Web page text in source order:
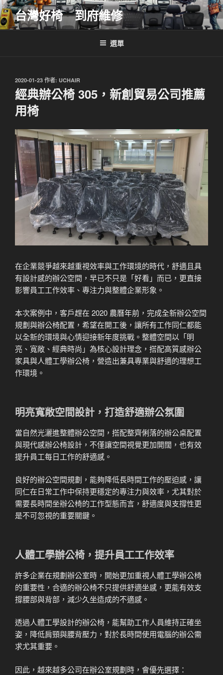
跳
至
主
台灣好椅 到府維修
選單
發
佈
於
2020-01-23 作者: UCHAIR
經典辦公椅 305，新創貿易公司推薦
用椅
在企業競爭越來越重視效率與工作環境的時代，舒適且具
有設計感的辦公空間，早已不只是「好看」而已，更直接
影響員工工作效率、專注力與整體企業形象。
本次案例中，客戶趕在 2020 農曆年前，完成全新辦公空間
規劃與辦公椅配置，希望在開工後，讓所有工作同仁都能
以全新的環境與心情迎接新年度挑戰。整體空間以「明
亮、寬敞、經典時尚」為核心設計理念，搭配高質感辦公
家具與人體工學辦公椅，營造出兼具專業與舒適的理想工
作環境。
明亮寬敞空間設計，打造舒適辦公氛圍
當自然光灑進整體辦公空間，搭配整齊俐落的辦公桌配置
與現代感辦公椅設計，不僅讓空間視覺更加開闊，也有效
提升員工每日工作的舒適感。
良好的辦公空間規劃，能夠降低長時間工作的壓迫感，讓
同仁在日常工作中保持更穩定的專注力與效率，尤其對於
需要長時間坐辦公椅的工作型態而言，舒適度與支撐性更
是不可忽視的重要關鍵。
人體工學辦公椅，提升員工工作效率
許多企業在規劃辦公室時，開始更加重視人體工學辦公椅
的重要性，合適的辦公椅不只提供舒適坐感，更能有效支
撐腰部與背部，減少久坐造成的不適感。
透過人體工學設計的辦公椅，能幫助工作人員維持正確坐
姿，降低肩頸與腰背壓力，對於長時間使用電腦的辦公需
求尤其重要。
因此，越來越多公司在辦公室規劃時，會優先選擇：